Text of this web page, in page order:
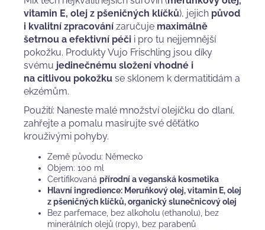
vitamin E, olej z pšeničných klíčků), jejich původ
i kvalitní zpracování zaručuje maximálně
šetrnou a efektivní péči i pro tu nejjemnější
pokožku. Produkty Vujo Frischling jsou díky
svému jedinečnému složení vhodné i
na citlivou pokožku se sklonem k dermatitidám a
ekzémům.
Použití: Naneste malé množství olejíčku do dlaní,
zahřejte a pomalu masírujte své děťátko
krouživými pohyby.
Země původu: Německo
Objem: 100 ml
Certifikovaná přírodní a veganská kosmetika
Hlavní ingredience: Meruňkový olej, vitamin E, olej
z pšeničných klíčků, organický slunečnicový olej
Bez parfemace, bez alkoholu (ethanolu), bez
minerálních olejů (ropy), bez parabenů